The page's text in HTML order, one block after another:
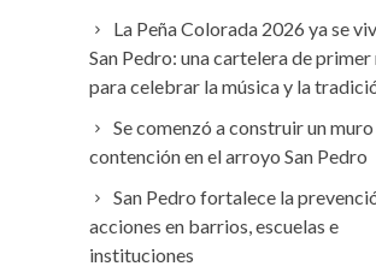
La Peña Colorada 2026 ya se
San Pedro: una cartelera de primer
para celebrar la música y la
Se comenzó a construir un
contención en el arroyo San Pedro
San Pedro fortalece la
acciones en barrios, escuelas e
instituciones